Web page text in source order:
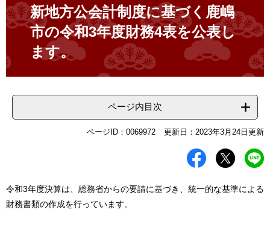
文
新地方公会計制度に基づく鹿嶋
市の令和3年度財務4表を公表し
ます。
ページ内目次
ページID：0069972 更新日：2023年3月24日更新
令和3年度決算は、総務省からの要請に基づき、統一的な基準による
財務書類の作成を行っています。